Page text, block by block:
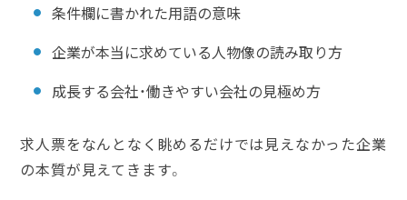
条件欄に書かれた用語の意味
企業が本当に求めている人物像の読み取り方
成長する会社・働きやすい会社の見極め方
求人票をなんとなく眺めるだけでは見えなかった企業
の本質が見えてきます。